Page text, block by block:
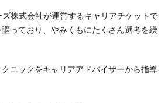
株式会社が運営するキャリアチケットで
っており、やみくもにたくさん選考を繰
ニックをキャリアアドバイザーから指導